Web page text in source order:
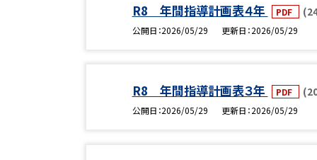
R8 年間指導計画表４年 PDF
公開日 2026/05/29 更新日 2026/05/29
R8 年間指導計画表３年 PDF
公開日 2026/05/29 更新日 2026/05/29